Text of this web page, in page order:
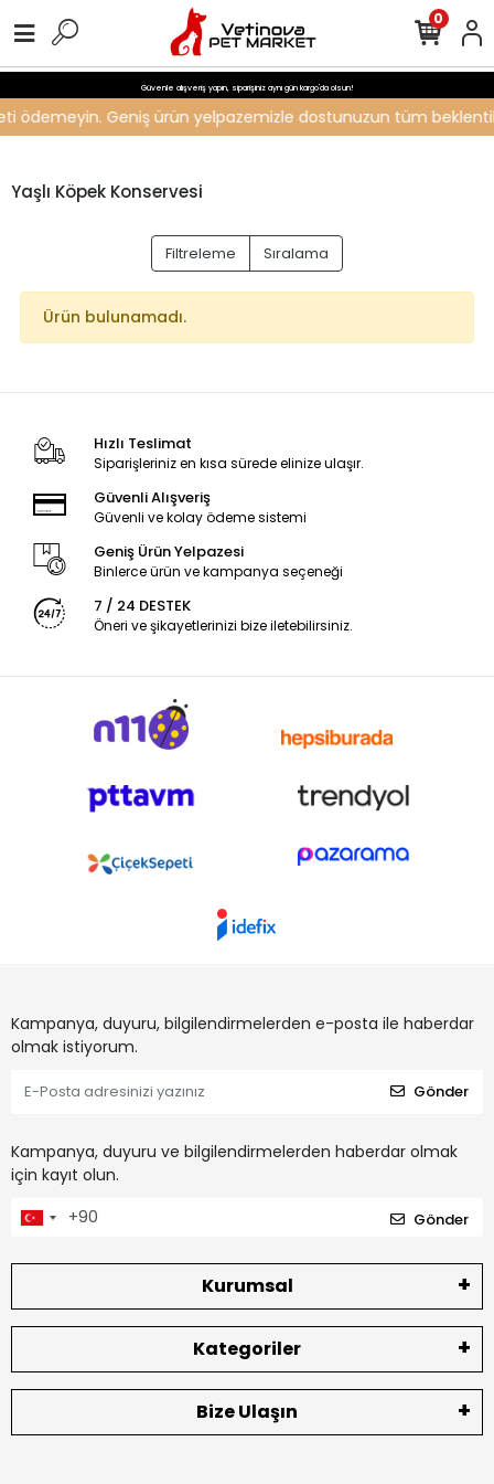
Güvenle alışveriş yapın, siparişiniz aynı gün kargo'da olsun!
ödemeyin. Geniş ürün yelpazemizle dostunuzun tüm
0
Yaşlı Köpek Konservesi
Filtreleme Sıralama
Ürün bulunamadı.
Hızlı Teslimat
Siparişleriniz en kısa sürede elinize ulaşır.
Güvenli Alışveriş
Güvenli ve kolay ödeme sistemi
Geniş Ürün Yelpazesi
Binlerce ürün ve kampanya seçeneği
7 / 24 DESTEK
Öneri ve şikayetlerinizi bize iletebilirsiniz.
Kampanya, duyuru, bilgilendirmelerden e-posta ile haberdar
olmak istiyorum.
Gönder
Kampanya, duyuru ve bilgilendirmelerden haberdar olmak
için kayıt olun.
Gönder
Kurumsal
Kategoriler
Bize Ulaşın